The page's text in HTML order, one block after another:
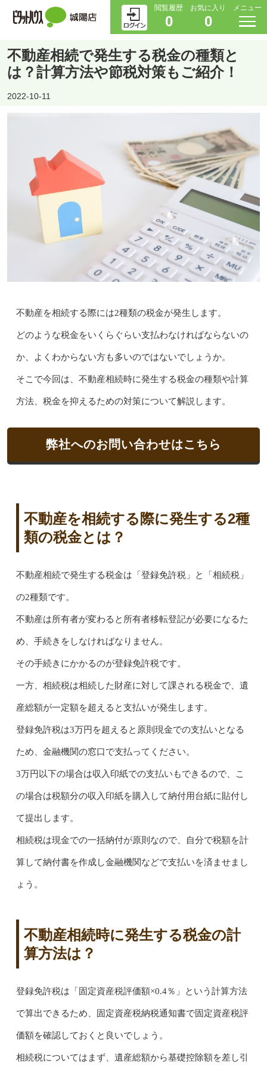
閲覧履歴
0
お気に入り
0
メニュー
不動産相続で発生する税金の種類と
は？計算方法や節税対策もご紹介！
2022-10-11
不動産を相続する際には2種類の税金が発生します。
どのような税金をいくらぐらい支払わなければならないの
か、よくわからない方も多いのではないでしょうか。
そこで今回は、不動産相続時に発生する税金の種類や計算
方法、税金を抑えるための対策について解説します。
弊社へのお問い合わせはこちら
不動産を相続する際に発生する2種
類の税金とは？
不動産相続で発生する税金は「登録免許税」と「相続税」
の2種類です。
不動産は所有者が変わると所有者移転登記が必要になるた
め、手続きをしなければなりません。
その手続きにかかるのが登録免許税です。
一方、相続税は相続した財産に対して課される税金で、遺
産総額が一定額を超えると支払いが発生します。
登録免許税は3万円を超えると原則現金での支払いとなる
ため、金融機関の窓口で支払ってください。
3万円以下の場合は収入印紙での支払いもできるので、こ
の場合は税額分の収入印紙を購入して納付用台紙に貼付し
て提出します。
相続税は現金での一括納付が原則なので、自分で税額を計
算して納付書を作成し金融機関などで支払いを済ませまし
ょう。
不動産相続時に発生する税金の計
算方法は？
登録免許税は「固定資産税評価額×0.4％」という計算方法
で算出できるため、固定資産税納税通知書で固定資産税評
価額を確認しておくと良いでしょう。
相続税についてはまず、遺産総額から基礎控除額を差し引